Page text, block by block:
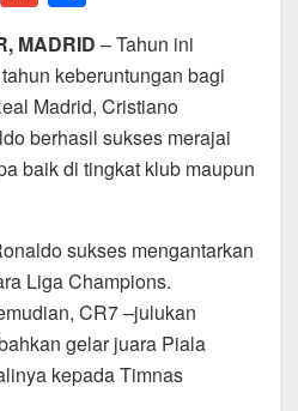
m
ail
h
ar
e
MADRID – Tahun ini
keberuntungan bagi
Madrid, Cristiano
berhasil sukses merajai
baik di tingkat klub maupun
sukses mengantarkan
Liga Champions.
CR7 –julukan
gelar juara Piala
kepada Timnas